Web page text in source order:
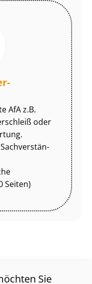
AfA z.B.
oder
Seiten)
Sie